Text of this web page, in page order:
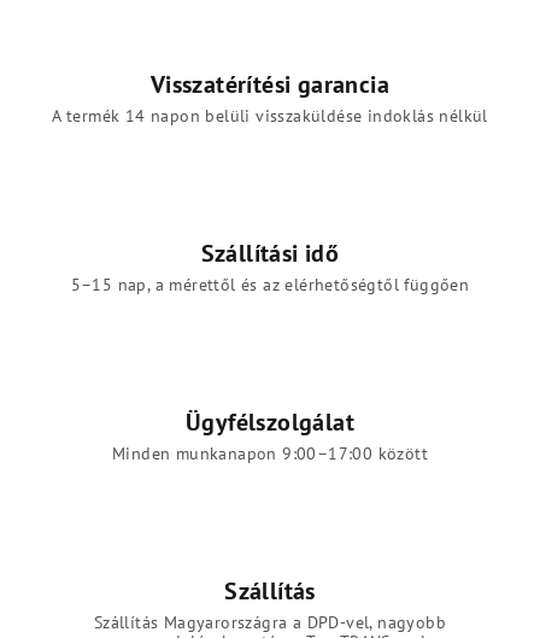
Visszatérítési garancia
A termék 14 napon belüli visszaküldése indoklás nélkül
Szállítási idő
5–15 nap, a mérettől és az elérhetőségtől függően
Ügyfélszolgálat
Minden munkanapon 9:00–17:00 között
Szállítás
Szállítás Magyarországra a DPD-vel, nagyobb